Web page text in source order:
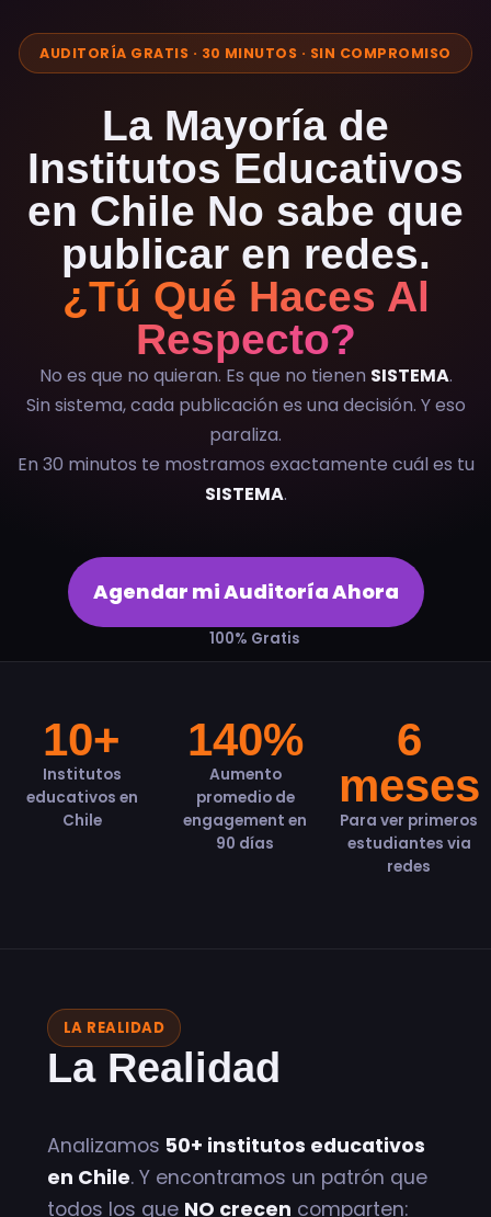
AUDITORÍA GRATIS · 30 MINUTOS · SIN COMPROMISO
La Mayoría de
Institutos Educativos
en Chile No sabe que
publicar en redes.
¿Tú Qué Haces Al
Respecto?
No es que no quieran. Es que no tienen SISTEMA.
Sin sistema, cada publicación es una decisión. Y eso
paraliza.
En 30 minutos te mostramos exactamente cuál es tu
SISTEMA.
Agendar mi Auditoría Ahora
100% Gratis
10+
Institutos
educativos en
Chile
140%
Aumento
promedio de
engagement en
90 días
6
meses
Para ver primeros
estudiantes via
redes
LA REALIDAD
La Realidad
Analizamos 50+ institutos educativos
en Chile. Y encontramos un patrón que
todos los que NO crecen comparten: